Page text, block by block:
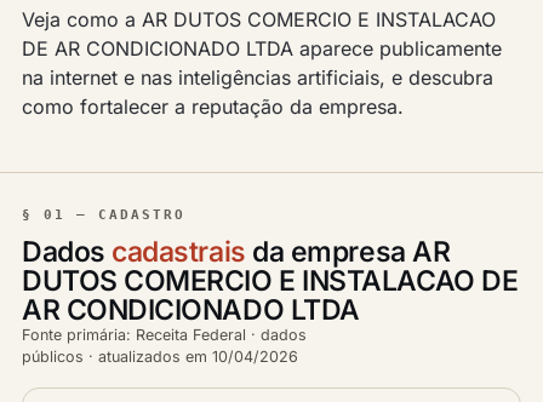
Veja como a AR DUTOS COMERCIO E INSTALACAO
DE AR CONDICIONADO LTDA aparece publicamente
na internet e nas inteligências artificiais, e descubra
como fortalecer a reputação da empresa.
§ 01 — CADASTRO
Dados cadastrais da empresa AR
DUTOS COMERCIO E INSTALACAO DE
AR CONDICIONADO LTDA
Fonte primária: Receita Federal · dados
públicos · atualizados em 10/04/2026